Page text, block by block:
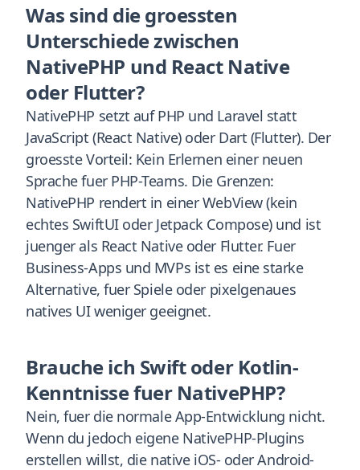
Was sind die groessten
Unterschiede zwischen
NativePHP und React Native
oder Flutter?
NativePHP setzt auf PHP und Laravel statt
JavaScript (React Native) oder Dart (Flutter). Der
groesste Vorteil: Kein Erlernen einer neuen
Sprache fuer PHP-Teams. Die Grenzen:
NativePHP rendert in einer WebView (kein
echtes SwiftUI oder Jetpack Compose) und ist
juenger als React Native oder Flutter. Fuer
Business-Apps und MVPs ist es eine starke
Alternative, fuer Spiele oder pixelgenaues
natives UI weniger geeignet.
Brauche ich Swift oder Kotlin-
Kenntnisse fuer NativePHP?
Nein, fuer die normale App-Entwicklung nicht.
Wenn du jedoch eigene NativePHP-Plugins
erstellen willst, die native iOS- oder Android-